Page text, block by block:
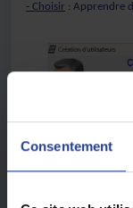
Consentement
- Choisir : Apprendre